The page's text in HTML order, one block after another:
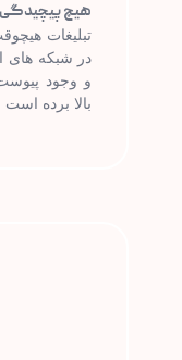
هیچ پیچیدگی
تبلیغات
و وجود پیوست
بالا برده است